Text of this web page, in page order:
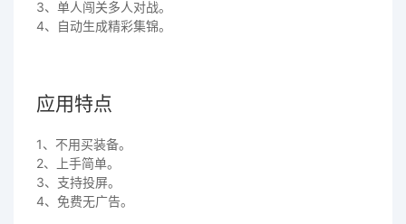
3、单人闯关多人对战。
4、自动生成精彩集锦。
应用特点
1、不用买装备。
2、上手简单。
3、支持投屏。
4、免费无广告。